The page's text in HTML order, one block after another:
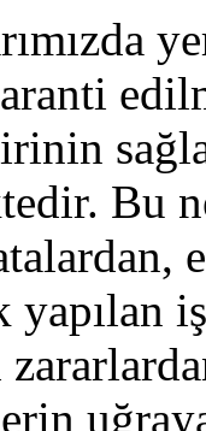
Bu
yapılan